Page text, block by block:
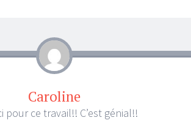
Caroline
pour ce travail!! C’est génial!!